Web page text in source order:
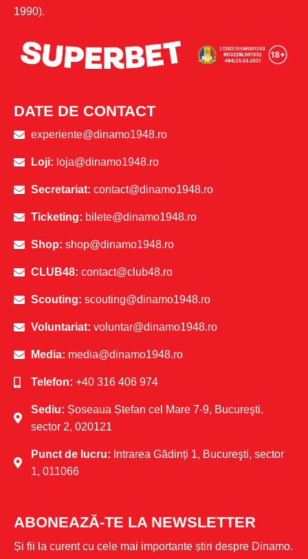
1990).
DATE DE CONTACT
experiente@dinamo1948.ro
Loji: loja@dinamo1948.ro
Secretariat: contact@dinamo1948.ro
Ticketing: bilete@dinamo1948.ro
Shop: shop@dinamo1948.ro
CLUB48: contact@club48.ro
Scouting: scouting@dinamo1948.ro
Voluntariat: voluntar@dinamo1948.ro
Media: media@dinamo1948.ro
Telefon: +40 316 406 974
Sediu: Șoseaua Ștefan cel Mare 7-9, Bucureşti,
sector 2, 020121
Punct de lucru: Intrarea Gădinți 1, Bucureşti, sector
1, 011066
ABONEAZĂ-TE LA NEWSLETTER
Și fii la curent cu cele mai importante știri despre Dinamo.